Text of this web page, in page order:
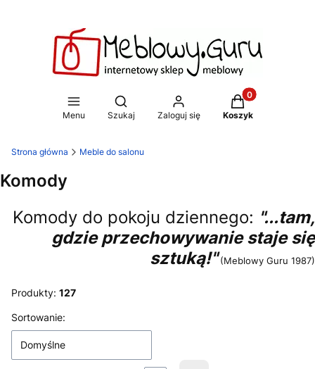
Menu
Otwórz wyszukiwarkę
Szukaj Zaloguj się
Produkty w
Koszyk
Strona główna Meble do salonu
Komody
Komody do pokoju dziennego: "...tam,
gdzie przechowywanie staje się
sztuką!" (Meblowy Guru 1987)
Produkty: 127
Lista produktów
Sortowanie:
Domyślne